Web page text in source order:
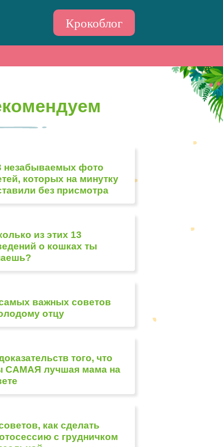
Крокоблог
незабываемых фото
которых на минутку
без присмотра
из этих 13
о кошках ты
важных советов
отцу
того, что
САМАЯ лучшая мама на
как сделать
с грудничком